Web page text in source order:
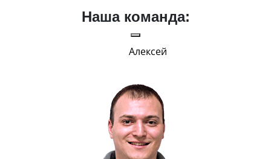
Наша команда:
Алексей